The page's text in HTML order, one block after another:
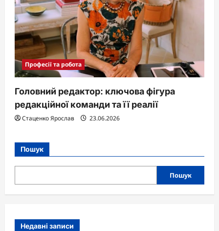
Професії та робота
Головний редактор: ключова фігура
редакційної команди та її реалії
Стаценко Ярослав 23.06.2026
Пошук
Пошук
Недавні записи